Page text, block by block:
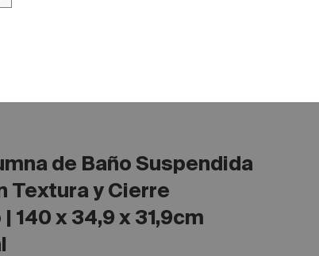
de Baño Suspendida
Textura y Cierre
140 x 34,9 x 31,9cm